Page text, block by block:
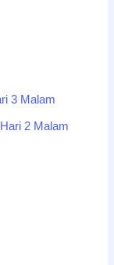
3 Malam
2 Malam